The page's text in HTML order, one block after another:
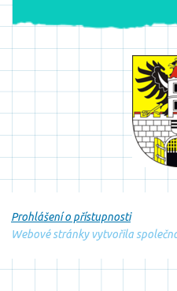
Prohlášení o přístupnosti
Webové stránky vytvořila